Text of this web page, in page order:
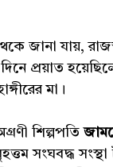
জানা যায়,
প্রয়াত
মা।
শিল্পপতি
সংঘবদ্ধ